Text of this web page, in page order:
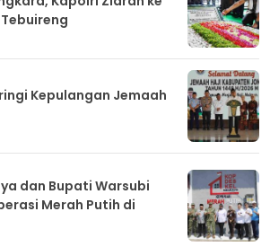
Kepulangan Jemaah
dan Bupati Warsubi
Merah Putih di